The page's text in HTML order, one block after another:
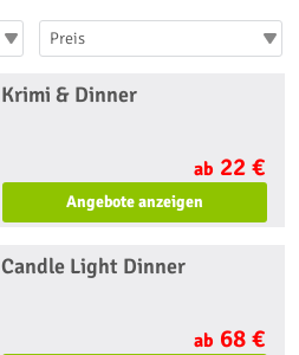
Preis
Krimi & Dinner
ab 22 €
Angebote anzeigen
Candle Light Dinner
ab 68 €